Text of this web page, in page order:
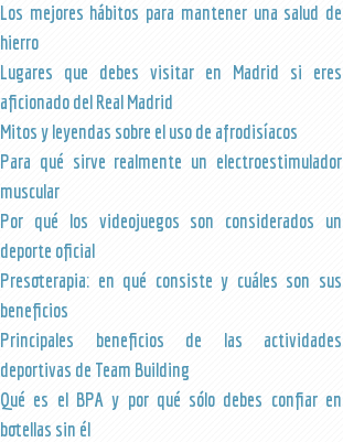
Los mejores hábitos para mantener una salud de
hierro
Lugares que debes visitar en Madrid si eres
aficionado del Real Madrid
Mitos y leyendas sobre el uso de afrodisíacos
Para qué sirve realmente un electroestimulador
muscular
Por qué los videojuegos son considerados un
deporte oficial
Presoterapia: en qué consiste y cuáles son sus
beneficios
Principales beneficios de las actividades
deportivas de Team Building
Qué es el BPA y por qué sólo debes confiar en
botellas sin él